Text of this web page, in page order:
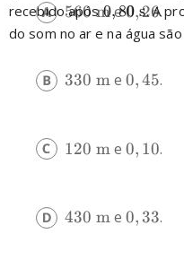
recebido após 0,80 s. A
do som no ar e na água
560 m e 0,26.
330 m e 0,45.
120 m e 0, 10.
430 m e 0,33.